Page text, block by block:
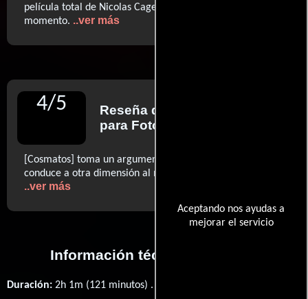
Aceptando nos ayudas a
mejorar el servicio
película total de Nicolas Cage. Por lo menos, de
momento. ..ver más
4/5 Reseña de
para Fotogramas
[Cosmatos] toma un argumento común del fantástico y lo
conduce a otra dimensión al menos de tres maneras. (…)
..ver más
Información técnica y general
Duración: 2h 1m (121 minutos) .